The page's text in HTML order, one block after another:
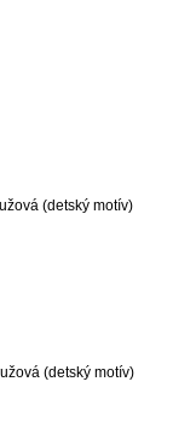
(detský motív)
(detský motív)